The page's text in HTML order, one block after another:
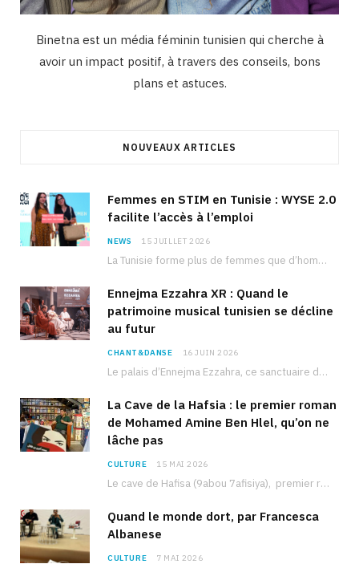
Binetna est un média féminin tunisien qui cherche à
avoir un impact positif, à travers des conseils, bons
plans et astuces.
NOUVEAUX ARTICLES
Femmes en STIM en Tunisie : WYSE 2.0
facilite l’accès à l’emploi
NEWS 15 JUILLET 2026
La Tunisie forme plus de femmes que d’hommes dans les filières scientifiques. Pourtant, pour beaucoup…
Ennejma Ezzahra XR : Quand le
patrimoine musical tunisien se décline
au futur
CHANT&DANSE 16 JUIN 2026
Le palais d’Ennejma Ezzahra, ce sanctuaire de la musique tunisienne et méditerranéenne construit par le…
La Cave de la Hafsia : le premier roman
de Mohamed Amine Ben Hlel, qu’on ne
lâche pas
CULTURE 15 MAI 2026
Le cave de Hafisa (9abou 7afisiya), premier roman du journaliste tunisien Mohamed Amine Ben Hlel,…
Quand le monde dort, par Francesca
Albanese
CULTURE 7 MAI 2026